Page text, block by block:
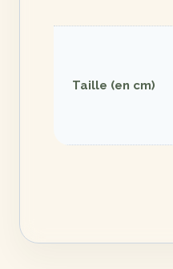
Taille (en cm)